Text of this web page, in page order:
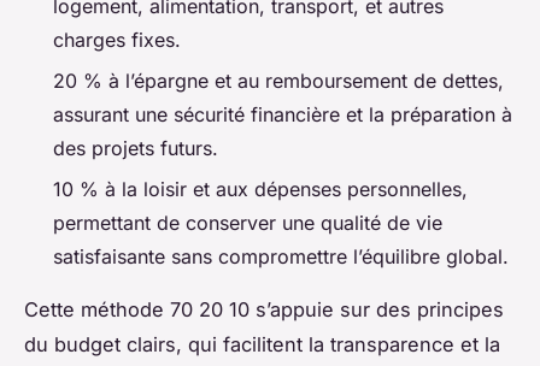
logement, alimentation, transport, et autres
charges fixes.
20 % à l’épargne et au remboursement de dettes,
assurant une sécurité financière et la préparation à
des projets futurs.
10 % à la loisir et aux dépenses personnelles,
permettant de conserver une qualité de vie
satisfaisante sans compromettre l’équilibre global.
Cette méthode 70 20 10 s’appuie sur des principes
du budget clairs, qui facilitent la transparence et la